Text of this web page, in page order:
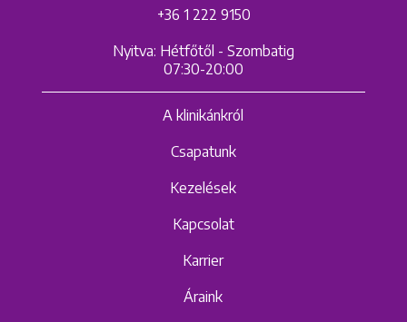
+36 1 222 9150
Nyitva: Hétfőtől - Szombatig
07:30-20:00
A klinikánkról
Csapatunk
Kezelések
Kapcsolat
Karrier
Áraink